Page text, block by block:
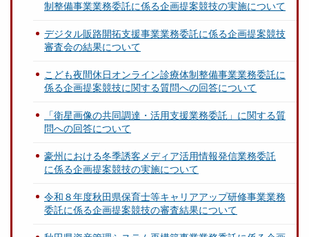
制整備事業業務委託に係る企画提案競技の実施について
デジタル販路開拓支援事業業務委託に係る企画提案競技
審査会の結果について
こども夜間休日オンライン診療体制整備事業業務委託に
係る企画提案競技に関する質問への回答について
「衛星画像の共同調達・活用支援業務委託」に関する質
問への回答について
豪州における冬季誘客メディア活用情報発信業務委託
に係る企画提案競技の実施について
令和８年度秋田県保育士等キャリアアップ研修事業業務
委託に係る企画提案競技の審査結果について